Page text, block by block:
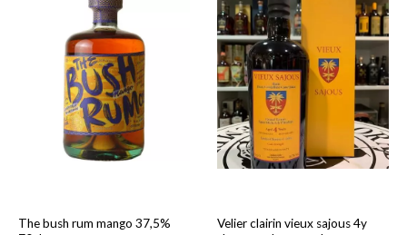
The bush rum mango 37,5%
Velier clairin vieux sajous 4y